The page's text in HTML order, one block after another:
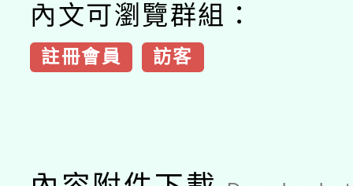
內文可瀏覽群組：
註冊會員 訪客